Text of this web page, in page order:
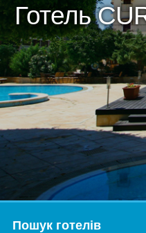
Готель
Пошук готелів